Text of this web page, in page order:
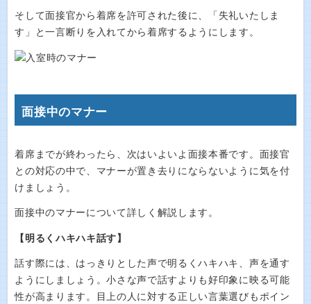
そして面接官から着席を許可された後に、「失礼いたしま
す」と一言断りを入れてから着席するようにします。
面接中のマナー
着席までが終わったら、次はいよいよ面接本番です。面接官
との対応の中で、マナーが置き去りにならないように気を付
けましょう。
面接中のマナーについて詳しく解説します。
【明るくハキハキ話す】
話す際には、はっきりとした声で明るくハキハキ、声を通す
ようにしましょう。小さな声で話すよりも好印象に映る可能
性が高まります。目上の人に対する正しい言葉選びもポイン